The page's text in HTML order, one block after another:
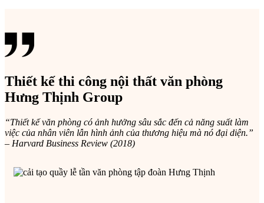
Thiết kế thi công nội thất văn phòng
Hưng Thịnh Group
“Thiết kế văn phòng có ảnh hưởng sâu sắc đến cả năng suất làm
việc của nhân viên lẫn hình ảnh của thương hiệu mà nó đại diện.”
– Harvard Business Review (2018)